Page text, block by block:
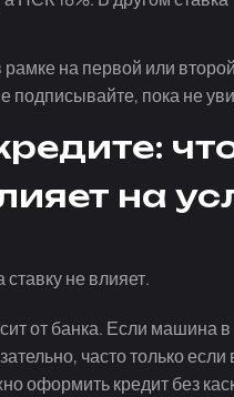
на первой или
пока не
на
не влияет.
от банка. Если машина в
часто только
оформить кредит без